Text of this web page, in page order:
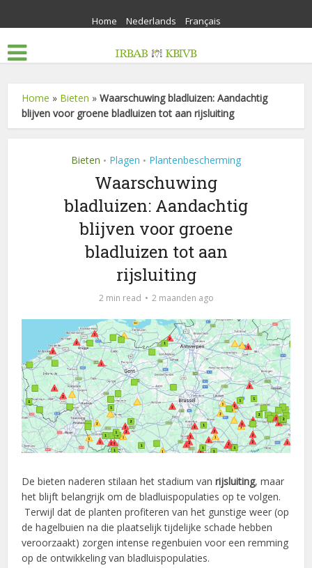
Home Nederlands Français
Home » Bieten »Waarschuwing bladluizen: Aandachtig
blijven voor groene bladluizen tot aan rijsluiting
Bieten • Plagen • Plantenbescherming
Waarschuwing
bladluizen: Aandachtig
blijven voor groene
bladluizen tot aan
rijsluiting
2 min read 2 maanden ago
De bieten naderen stilaan het stadium vanrijsluiting, maar
het blijft belangrijk om de bladluispopulaties op te volgen.
Terwijl dat de planten profiteren van het gunstige weer (op
de hagelbuien na die plaatselijk tijdelijke schade hebben
veroorzaakt) zorgen intense regenbuien voor een remming
op de ontwikkeling van bladluispopulaties.